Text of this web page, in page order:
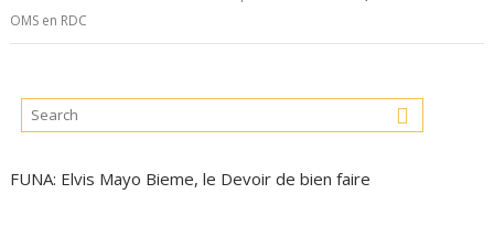
OMS en RDC
FUNA: Elvis Mayo Bieme, le Devoir de bien faire